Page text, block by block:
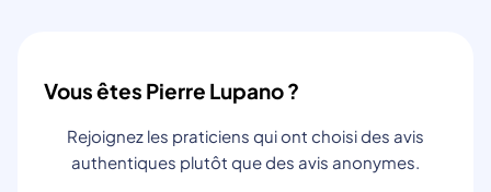
Vous êtes Pierre Lupano ?
Rejoignez les praticiens qui ont choisi des avis
authentiques plutôt que des avis anonymes.